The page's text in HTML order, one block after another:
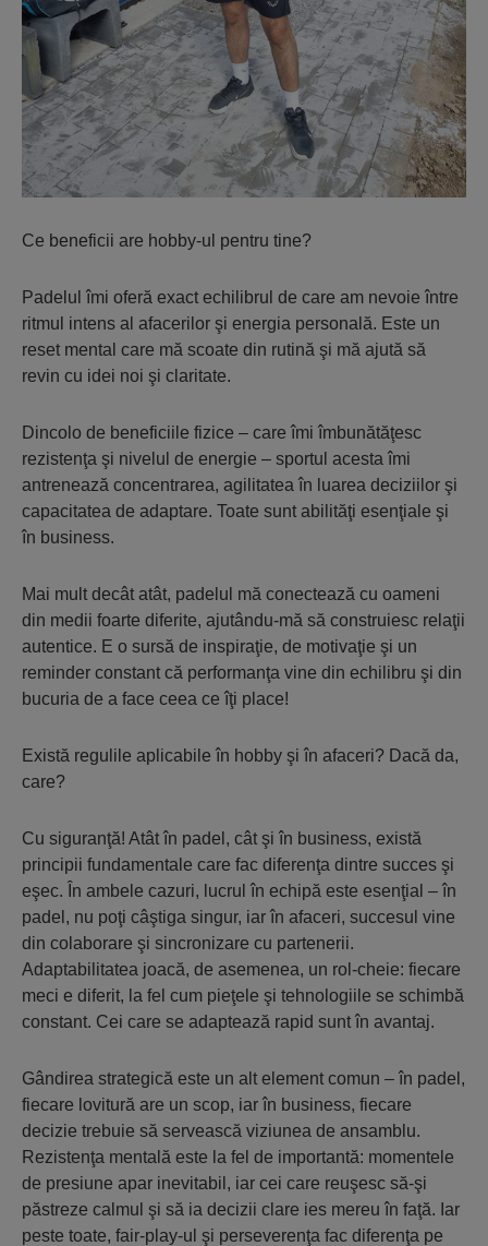
Ce beneficii are hobby-ul pentru tine?
Padelul îmi oferă exact echilibrul de care am nevoie între
ritmul intens al afacerilor şi energia personală. Este un
reset mental care mă scoate din rutină şi mă ajută să
revin cu idei noi şi claritate.
Dincolo de beneficiile fizice – care îmi îmbunătăţesc
rezistenţa şi nivelul de energie – sportul acesta îmi
antrenează concentrarea, agilitatea în luarea deciziilor şi
capacitatea de adaptare. Toate sunt abilităţi esenţiale şi
în business.
Mai mult decât atât, padelul mă conectează cu oameni
din medii foarte diferite, ajutându-mă să construiesc relaţii
autentice. E o sursă de inspiraţie, de motivaţie şi un
reminder constant că performanţa vine din echilibru şi din
bucuria de a face ceea ce îţi place!
Există regulile aplicabile în hobby şi în afaceri? Dacă da,
care?
Cu siguranţă! Atât în padel, cât şi în business, există
principii fundamentale care fac diferenţa dintre succes şi
eşec. În ambele cazuri, lucrul în echipă este esenţial – în
padel, nu poţi câştiga singur, iar în afaceri, succesul vine
din colaborare şi sincronizare cu partenerii.
Adaptabilitatea joacă, de asemenea, un rol-cheie: fiecare
meci e diferit, la fel cum pieţele şi tehnologiile se schimbă
constant. Cei care se adaptează rapid sunt în avantaj.
Gândirea strategică este un alt element comun – în padel,
fiecare lovitură are un scop, iar în business, fiecare
decizie trebuie să servească viziunea de ansamblu.
Rezistenţa mentală este la fel de importantă: momentele
de presiune apar inevitabil, iar cei care reuşesc să-şi
păstreze calmul şi să ia decizii clare ies mereu în faţă. Iar
peste toate, fair-play-ul şi perseverenţa fac diferenţa pe